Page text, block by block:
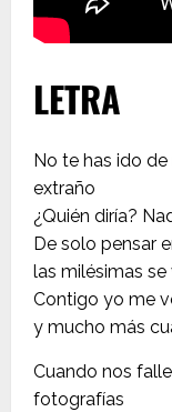
LETRA
No te has ido
extraño
¿Quién diría?
De solo pensar
las milésimas
Contigo yo me
y mucho más
Cuando nos
fotografías